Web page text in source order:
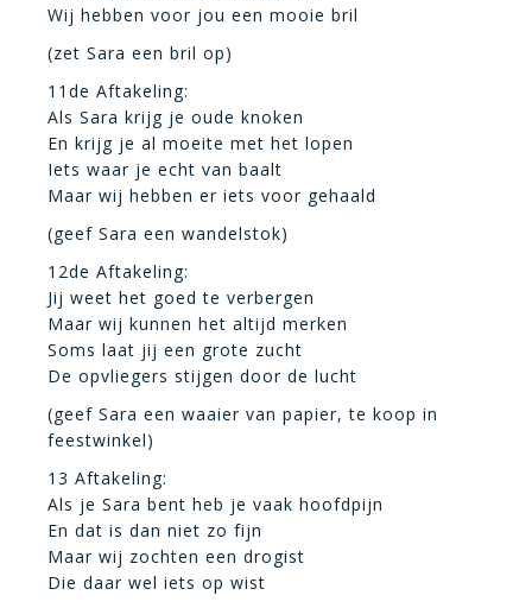
Wij hebben voor jou een mooie bril
(zet Sara een bril op)
11de Aftakeling:
Als Sara krijg je oude knoken
En krijg je al moeite met het lopen
Iets waar je echt van baalt
Maar wij hebben er iets voor gehaald
(geef Sara een wandelstok)
12de Aftakeling:
Jij weet het goed te verbergen
Maar wij kunnen het altijd merken
Soms laat jij een grote zucht
De opvliegers stijgen door de lucht
(geef Sara een waaier van papier, te koop in
feestwinkel)
13 Aftakeling:
Als je Sara bent heb je vaak hoofdpijn
En dat is dan niet zo fijn
Maar wij zochten een drogist
Die daar wel iets op wist